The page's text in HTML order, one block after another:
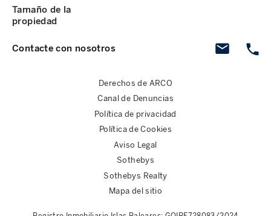
Contacte con nosotros
Tamaño de la
propiedad
Derechos de ARCO
Canal de Denuncias
Política de privacidad
Política de Cookies
Aviso Legal
Sothebys
Sothebys Realty
Mapa del sitio